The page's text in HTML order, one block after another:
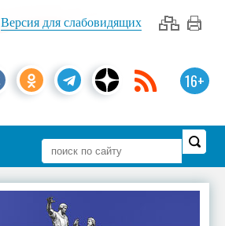
Версия для слабовидящих
16+